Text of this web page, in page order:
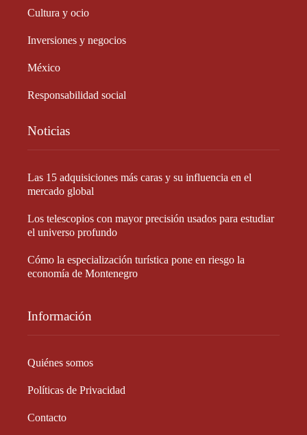
Cultura y ocio
Inversiones y negocios
México
Responsabilidad social
Noticias
Las 15 adquisiciones más caras y su influencia en el
mercado global
Los telescopios con mayor precisión usados para estudiar
el universo profundo
Cómo la especialización turística pone en riesgo la
economía de Montenegro
Información
Quiénes somos
Políticas de Privacidad
Contacto